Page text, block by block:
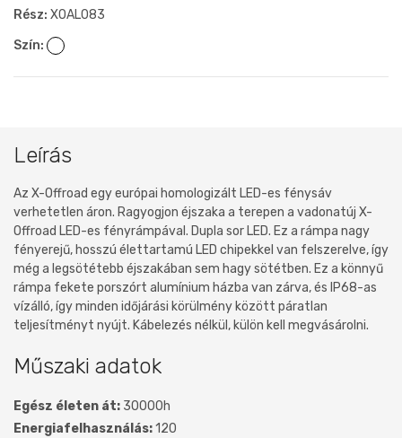
Rész: XOAL083
Szín:
Leírás
Az X-Offroad egy európai homologizált LED-es fénysáv
verhetetlen áron. Ragyogjon éjszaka a terepen a vadonatúj X-
Offroad LED-es fényrámpával. Dupla sor LED. Ez a rámpa nagy
fényerejű, hosszú élettartamú LED chipekkel van felszerelve, így
még a legsötétebb éjszakában sem hagy sötétben. Ez a könnyű
rámpa fekete porszórt alumínium házba van zárva, és IP68-as
vízálló, így minden időjárási körülmény között páratlan
teljesítményt nyújt. Kábelezés nélkül, külön kell megvásárolni.
Műszaki adatok
Egész életen át: 30000h
Energiafelhasználás:120